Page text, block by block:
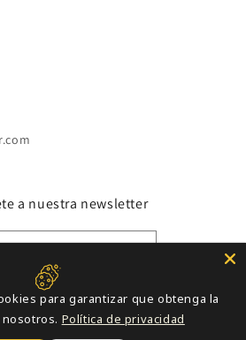
a nuestra newsletter
YouTubeTikTok
para garantizar que obtenga la
Política de privacidad